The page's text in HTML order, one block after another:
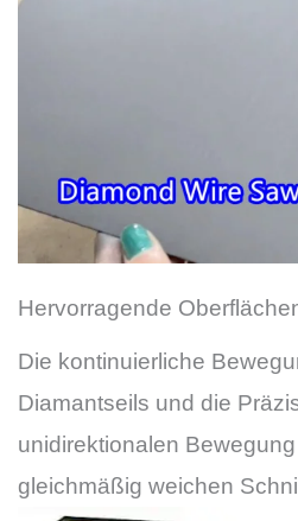
Hervorragende
Die kontinuierliche
Diamantseils und die
unidirektionalen
gleichmäßig weichen